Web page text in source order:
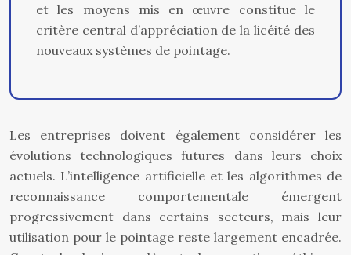
et les moyens mis en œuvre constitue le
critère central d’appréciation de la licéité des
nouveaux systèmes de pointage.
Les entreprises doivent également considérer les
évolutions technologiques futures dans leurs choix
actuels. L’intelligence artificielle et les algorithmes de
reconnaissance comportementale émergent
progressivement dans certains secteurs, mais leur
utilisation pour le pointage reste largement encadrée.